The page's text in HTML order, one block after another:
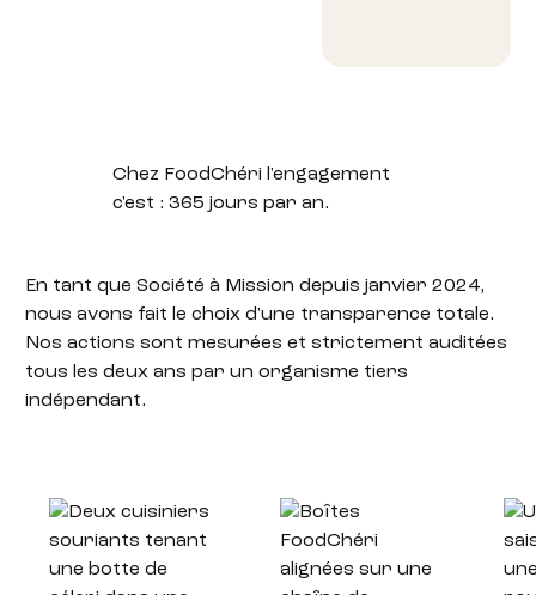
Chez FoodChéri l'engagement
c'est : 365 jours par an.
En tant que Société à Mission depuis janvier 2024,
nous avons fait le choix d'une transparence totale.
Nos actions sont mesurées et strictement auditées
tous les deux ans par un organisme tiers
indépendant.